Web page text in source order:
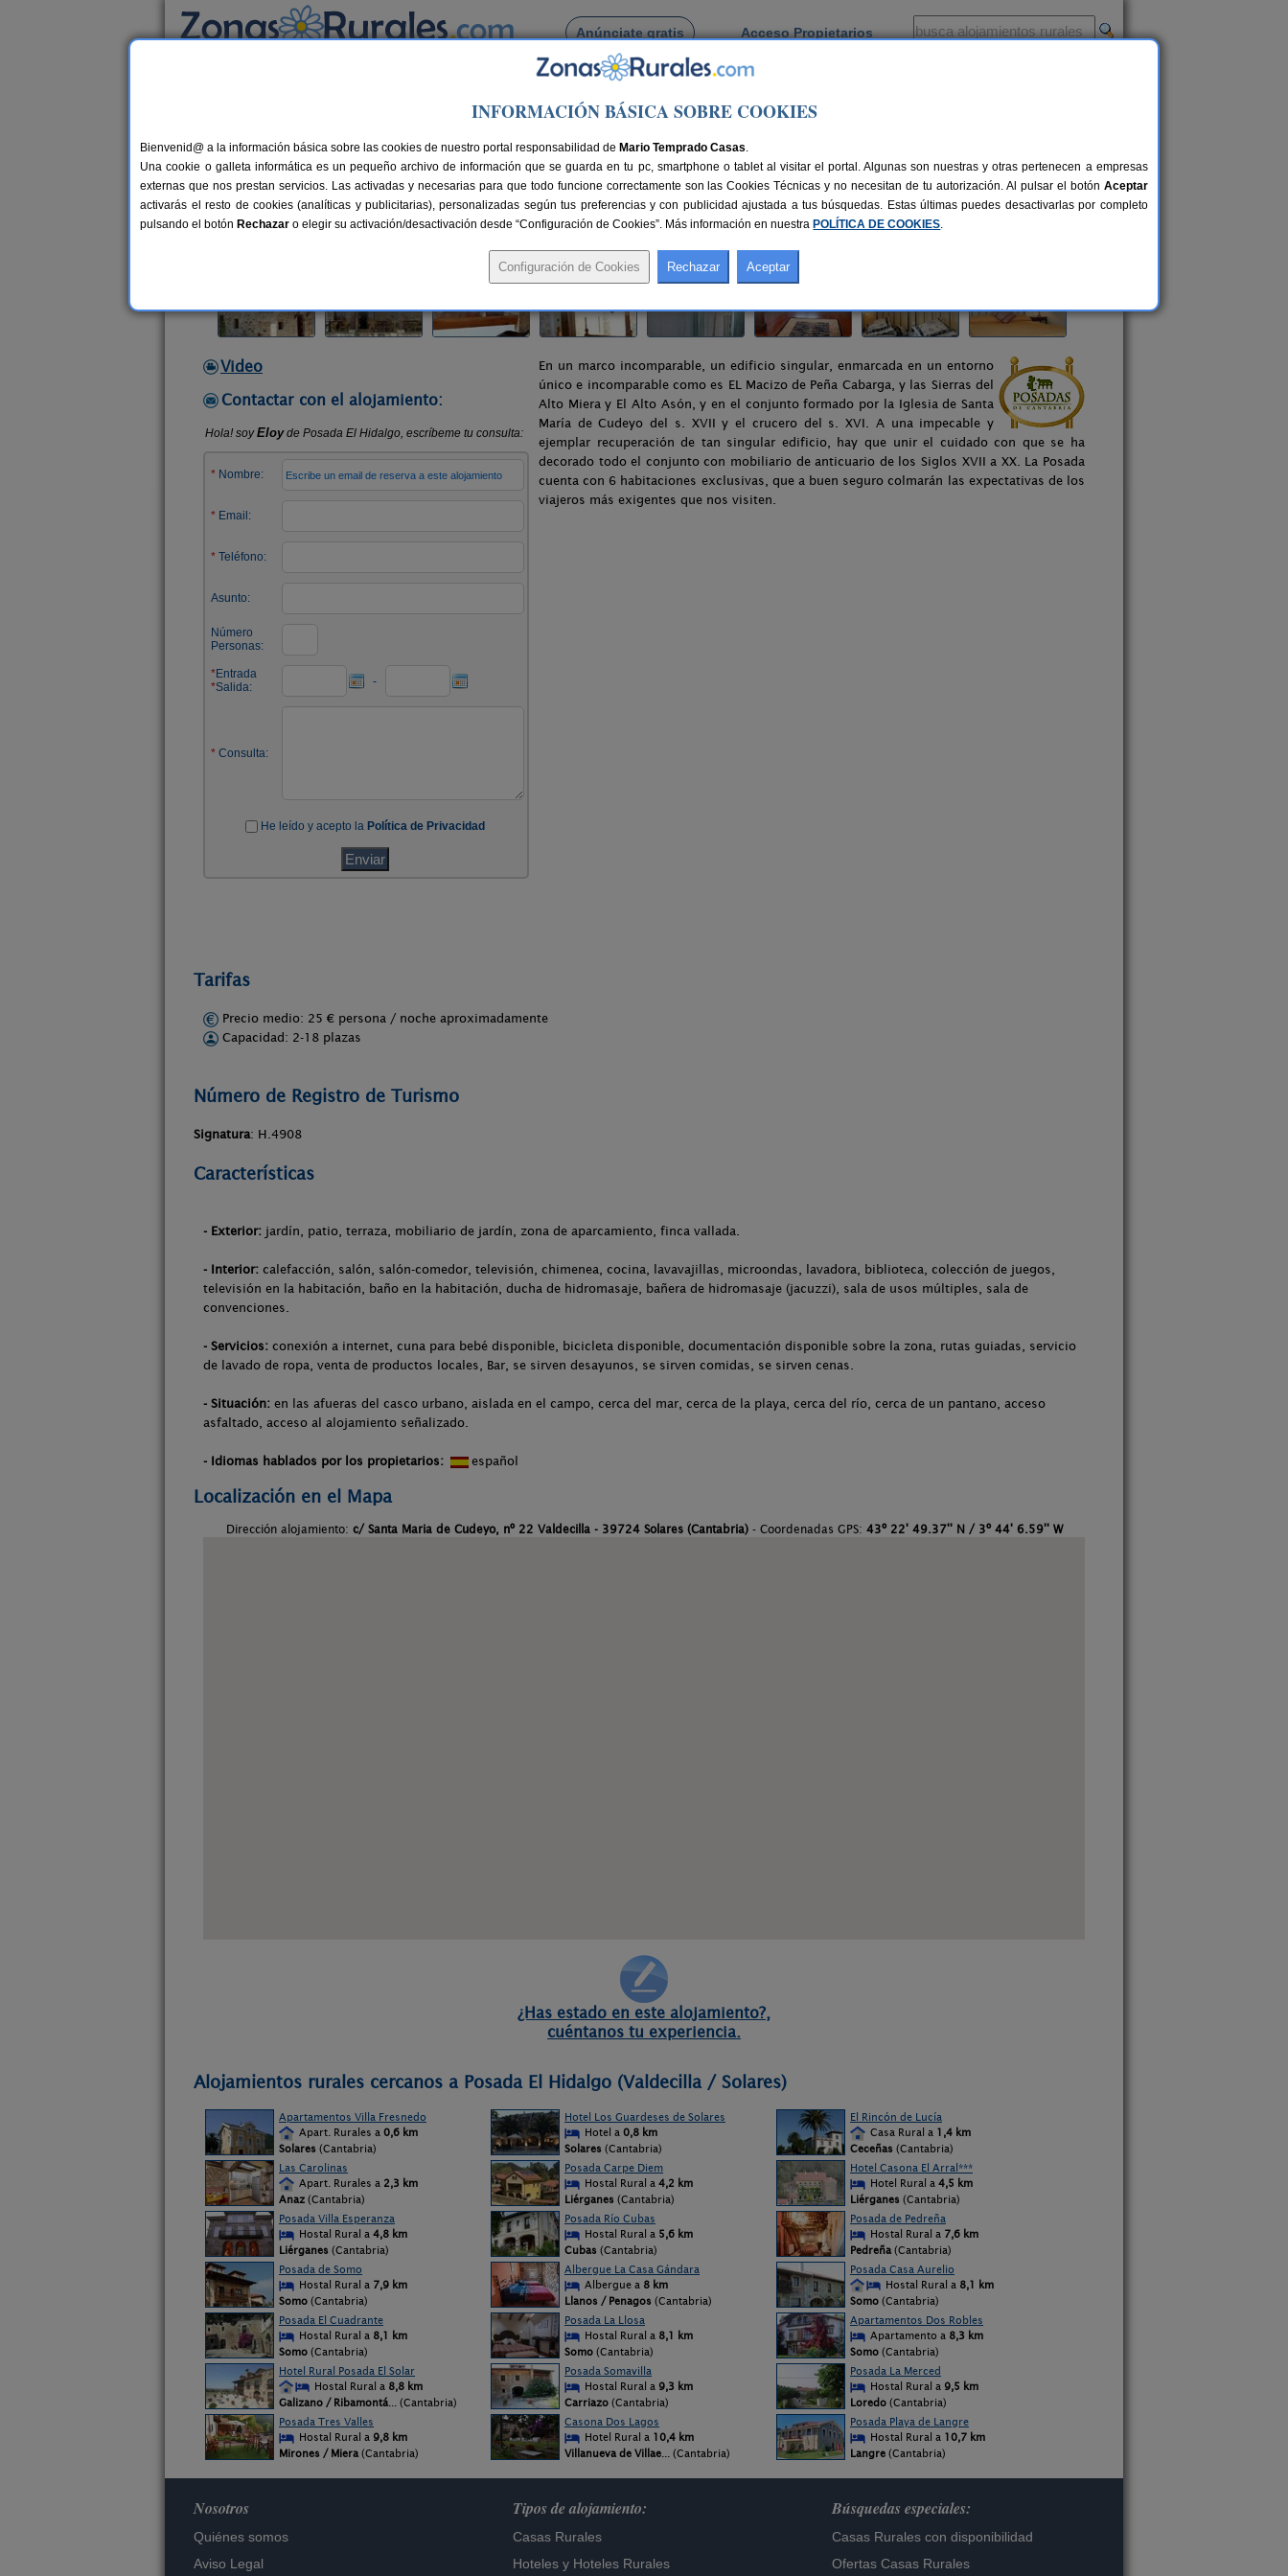
Anúnciate gratis Acceso Propietarios
Busca por pueblo
> Posada El Hidalgo
Posada El Hidalgo
Hostal Rural en Valdecilla / Solares (Cantabria)
Alquiler completo y por habitaciones 2-18 plazas 16 km de Santander Compartir:
Video
Contactar con el alojamiento:
En un marco incomparable, un edificio singular, enmarcada en un entorno
único e incomparable como es EL Macizo de Peña Cabarga, y las Sierras del
Alto Miera y El Alto Asón, y en el conjunto formado por la Iglesia de Santa
María de Cudeyo del s. XVII y el crucero del s. XVI. A una impecable y
ejemplar recuperación de tan singular edificio, hay que unir el cuidado con que se ha
decorado todo el conjunto con mobiliario de anticuario de los Siglos XVII a XX. La Posada
cuenta con 6 habitaciones exclusivas, que a buen seguro colmarán las expectativas de los
viajeros más exigentes que nos visiten.
Tarifas
Precio medio: 25 € persona / noche aproximadamente
Capacidad: 2-18 plazas
Número de Registro de Turismo
Signatura: H.4908
Características
- Exterior: jardín, patio, terraza, mobiliario de jardín, zona de aparcamiento, finca vallada.
- Interior: calefacción, salón, salón-comedor, televisión, chimenea, cocina, lavavajillas, microondas, lavadora, biblioteca, colección de juegos,
televisión en la habitación, baño en la habitación, ducha de hidromasaje, bañera de hidromasaje (jacuzzi), sala de usos múltiples, sala de
convenciones.
- Servicios: conexión a internet, cuna para bebé disponible, bicicleta disponible, documentación disponible sobre la zona, rutas guiadas, servicio
de lavado de ropa, venta de productos locales, Bar, se sirven desayunos, se sirven comidas, se sirven cenas.
- Situación: en las afueras del casco urbano, aislada en el campo, cerca del mar, cerca de la playa, cerca del río, cerca de un pantano, acceso
asfaltado, acceso al alojamiento señalizado.
- Idiomas hablados por los propietarios: español
Localización en el Mapa
Dirección alojamiento: c/ Santa Maria de Cudeyo, nº 22 Valdecilla - 39724 Solares (Cantabria)- Coordenadas GPS: 43º 22' 49.37'' N / 3º 44' 6.59'' W
¿Has estado en este alojamiento?,
cuéntanos tu experiencia.
Alojamientos rurales cercanos a Posada El Hidalgo (Valdecilla / Solares)
Apartamentos Villa Fresnedo
Apart. Rurales a 0,6 km
Solares (Cantabria)
Hotel Los Guardeses de Solares
Hotel a 0,8 km
Solares (Cantabria)
El Rincón de Lucía
Casa Rural a 1,4 km
Ceceñas (Cantabria)
Las Carolinas
Apart. Rurales a 2,3 km
Anaz (Cantabria)
Posada Carpe Diem
Hostal Rural a 4,2 km
Liérganes (Cantabria)
Hotel Casona El Arral***
Hotel Rural a 4,5 km
Liérganes (Cantabria)
Posada Villa Esperanza
Hostal Rural a 4,8 km
Liérganes (Cantabria)
Posada Río Cubas
Hostal Rural a 5,6 km
Cubas (Cantabria)
Posada de Pedreña
Hostal Rural a 7,6 km
Pedreña (Cantabria)
Posada de Somo
Hostal Rural a 7,9 km
Somo (Cantabria)
Albergue La Casa Gándara
Albergue a 8 km
Llanos / Penagos (Cantabria)
Posada Casa Aurelio
Hostal Rural a 8,1 km
Somo (Cantabria)
Posada El Cuadrante
Hostal Rural a 8,1 km
Somo (Cantabria)
Posada La Llosa
Hostal Rural a 8,1 km
Somo (Cantabria)
Apartamentos Dos Robles
Apartamento a 8,3 km
Somo (Cantabria)
Hotel Rural Posada El Solar
Hostal Rural a 8,8 km
Galizano / Ribamontá... (Cantabria)
Posada Somavilla
Hostal Rural a 9,3 km
Carriazo (Cantabria)
Posada La Merced
Hostal Rural a 9,5 km
Loredo (Cantabria)
Posada Tres Valles
Hostal Rural a 9,8 km
Mirones / Miera (Cantabria)
Casona Dos Lagos
Hotel Rural a 10,4 km
Villanueva de Villae... (Cantabria)
Posada Playa de Langre
Hostal Rural a 10,7 km
Langre (Cantabria)
Nosotros
Quiénes somos
Aviso Legal
Tipos de alojamiento:
Casas Rurales
Hoteles y Hoteles Rurales
Búsquedas especiales:
Casas Rurales con disponibilidad
Ofertas Casas Rurales
INFORMACIÓN BÁSICA SOBRE COOKIES
Bienvenid@ a la información básica sobre las cookies de nuestro portal responsabilidad de Mario Temprado Casas.
Una cookie o galleta informática es un pequeño archivo de información que se guarda en tu pc, smartphone o tablet al visitar el portal. Algunas son nuestras y otras pertenecen a empresas
externas que nos prestan servicios. Las activadas y necesarias para que todo funcione correctamente son las Cookies Técnicas y no necesitan de tu autorización. Al pulsar el botón Aceptar
activarás el resto de cookies (analíticas y publicitarias), personalizadas según tus preferencias y con publicidad ajustada a tus búsquedas. Estas últimas puedes desactivarlas por completo
pulsando el botón Rechazar o elegir su activación/desactivación desde “Configuración de Cookies”. Más información en nuestra POLÍTICA DE COOKIES.